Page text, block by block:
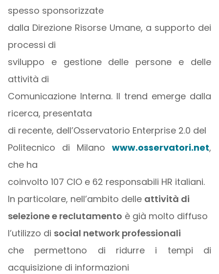
spesso sponsorizzate
dalla Direzione Risorse Umane, a supporto dei
processi di
sviluppo e gestione delle persone e delle
attività di
Comunicazione Interna. Il trend emerge dalla
ricerca, presentata
di recente, dell’Osservatorio Enterprise 2.0 del
Politecnico di Milano www.osservatori.net,
che ha
coinvolto 107 CIO e 62 responsabili HR italiani.
In particolare, nell’ambito delle attività di
selezione e reclutamento è già molto diffuso
l’utilizzo di social network professionali
che permettono di ridurre i tempi di
acquisizione di informazioni